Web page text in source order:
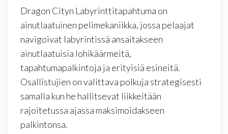
Dragon Cityn Labyrinttitapahtuma on
ainutlaatuinen pelimekaniikka, jossa pelaajat
navigoivat labyrintissä ansaitakseen
ainutlaatuisia lohikäärmeitä,
tapahtumapalkintoja ja erityisiä esineitä.
Osallistujien on valittava polkuja strategisesti
samalla kun he hallitsevat liikkeitään
rajoitetussa ajassa maksimoidakseen
palkintonsa.